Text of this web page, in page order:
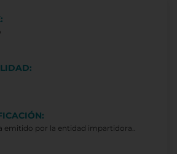
emitido por la entidad impartidora..